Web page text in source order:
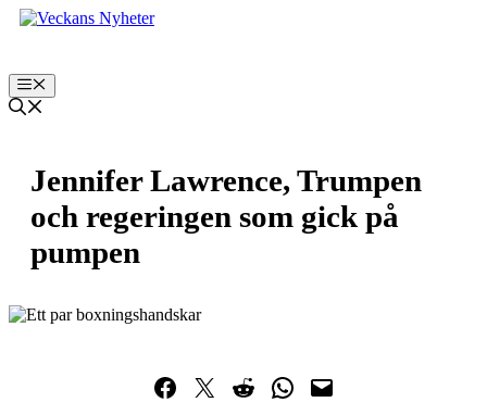
Hoppa
Meny
Jennifer Lawrence, Trumpen
och regeringen som gick på
pumpen
Dela på Facebook
Dela på TwitterDela på RedditDela i WhatsApp
Maila en länk